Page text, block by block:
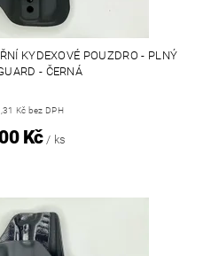
KYDEXOVÉ POUZDRO - PLNÝ
- ČERNÁ
Kč bez DPH
Kč / ks